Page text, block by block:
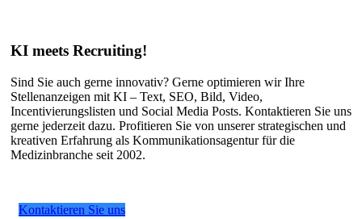
KI meets Recruiting!
Sind Sie auch gerne innovativ? Gerne optimieren wir Ihre
Stellenanzeigen mit KI – Text, SEO, Bild, Video,
Incentivierungslisten und Social Media Posts. Kontaktieren Sie uns
gerne jederzeit dazu. Profitieren Sie von unserer strategischen und
kreativen Erfahrung als Kommunikationsagentur für die
Medizinbranche seit 2002.
Kontaktieren Sie uns